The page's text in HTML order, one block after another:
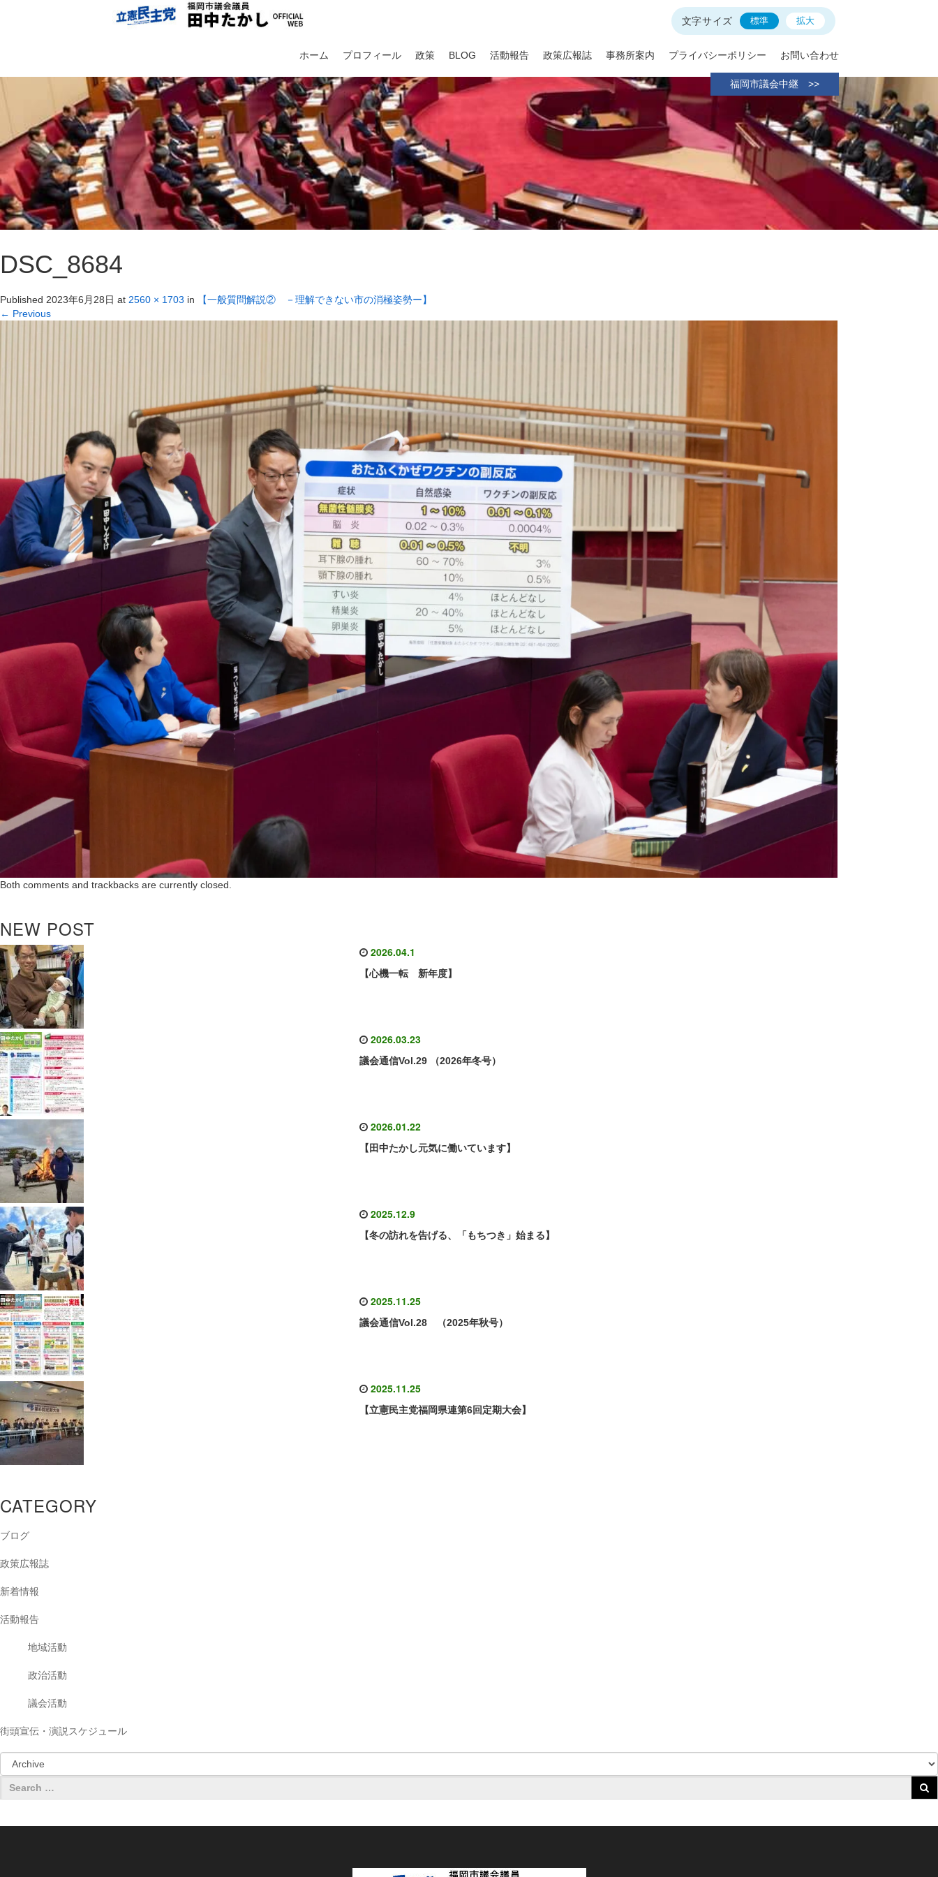
ホーム プロフィール 政策 BLOG 活動報告 政策広報誌 事務所案内 プライバシーポリシー お問い合わせ
福岡市議会中継 >>
文字サイズ 標準 拡大
DSC_8684
Published 2023年6月28日 at 2560 × 1703 in
【一般質問解説② －理解できない市の消極姿勢ー】
← Previous
Both comments and trackbacks are currently closed.
NEW POST
2026.04.1
【心機一転 新年度】
2026.03.23
議会通信Vol.29 （2026年冬号）
2026.01.22
【田中たかし元気に働いています】
2025.12.9
【冬の訪れを告げる、「もちつき」始まる】
2025.11.25
議会通信Vol.28 （2025年秋号）
2025.11.25
【立憲民主党福岡県連第6回定期大会】
CATEGORY
ブログ
政策広報誌
新着情報
活動報告
地域活動
政治活動
議会活動
街頭宣伝・演説スケジュール